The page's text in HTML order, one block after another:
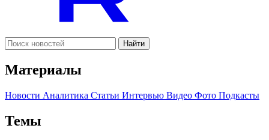
Найти
Материалы
Новости Аналитика Статьи Интервью Видео Фото Подкасты
Темы